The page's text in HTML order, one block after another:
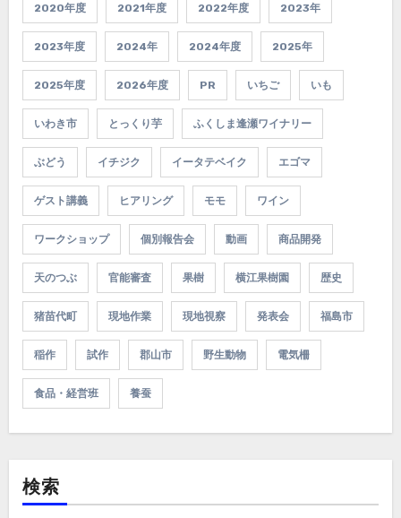
2020年度 2021年度 2022年度 2023年
2023年度 2024年 2024年度 2025年
2025年度 2026年度 PR いちご いも
いわき市 とっくり芋 ふくしま逢瀬ワイナリー
ぶどう イチジク イータテベイク エゴマ
ゲスト講義 ヒアリング モモ ワイン
ワークショップ 個別報告会 動画 商品開発
天のつぶ 官能審査 果樹 横江果樹園 歴史
猪苗代町 現地作業 現地視察 発表会 福島市
稲作 試作 郡山市 野生動物 電気柵
食品・経営班 養蚕
検索